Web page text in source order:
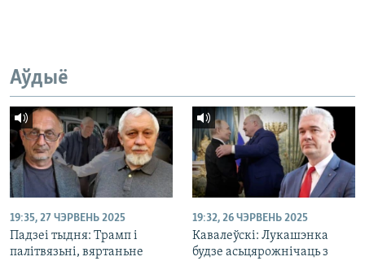
Аўдыё
19:35, 27 ЧЭРВЕНЬ 2025
Падзеі тыдня: Трамп і
палітвязьні, вяртаньне
19:32, 26 ЧЭРВЕНЬ 2025
Кавалеўскі: Лукашэнка
будзе асьцярожнічаць з